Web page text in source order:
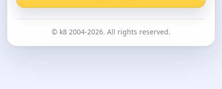
© k8 2004-2026. All rights reserved.